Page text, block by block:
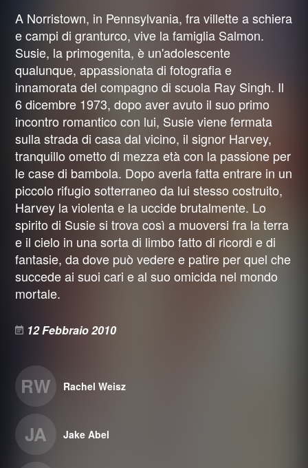
A Norristown, in Pennsylvania, fra villette a schiera
e campi di granturco, vive la famiglia Salmon.
Susie, la primogenita, è un'adolescente
qualunque, appassionata di fotografia e
innamorata del compagno di scuola Ray Singh. Il
6 dicembre 1973, dopo aver avuto il suo primo
incontro romantico con lui, Susie viene fermata
sulla strada di casa dal vicino, il signor Harvey,
tranquillo ometto di mezza età con la passione per
le case di bambola. Dopo averla fatta entrare in un
piccolo rifugio sotterraneo da lui stesso costruito,
Harvey la violenta e la uccide brutalmente. Lo
spirito di Susie si trova così a muoversi fra la terra
e il cielo in una sorta di limbo fatto di ricordi e di
fantasie, da dove può vedere e patire per quel che
succede ai suoi cari e al suo omicida nel mondo
mortale.
12 Febbraio 2010
RW Rachel Weisz
JA Jake Abel